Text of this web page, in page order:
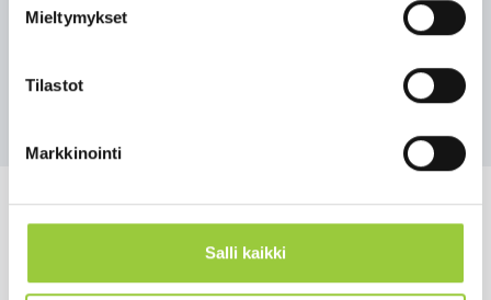
Mieltymykset
Tilastot
Markkinointi
Salli kaikki
Paltamon kunta
Salmelankuja 1, 88300 Paltamo